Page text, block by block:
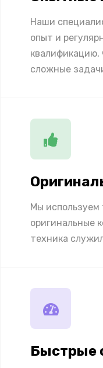
Наши
опыт и
сложные
Мы используем
оригинальные
техника
Быстрые